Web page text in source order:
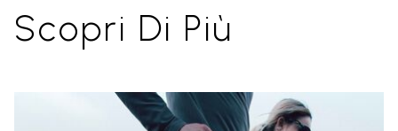
Scopri Di Più